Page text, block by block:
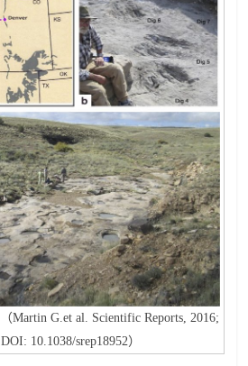
Martin G.et al. Scientific Reports, 2016;
10.1038/srep18952）